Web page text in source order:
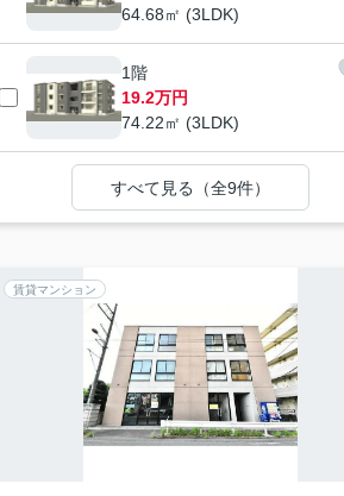
64.68㎡ (3LDK)
1階
19.2万円
74.22㎡ (3LDK)
すべて見る（全9件）
賃貸マンション